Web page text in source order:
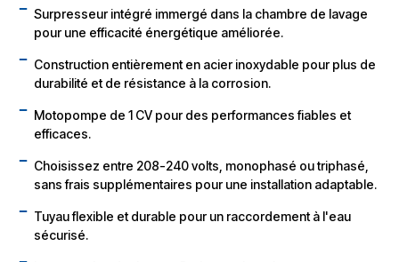
Surpresseur intégré immergé dans la chambre de lavage
pour une efficacité énergétique améliorée.
Construction entièrement en acier inoxydable pour plus de
durabilité et de résistance à la corrosion.
Motopompe de 1 CV pour des performances fiables et
efficaces.
Choisissez entre 208-240 volts, monophasé ou triphasé,
sans frais supplémentaires pour une installation adaptable.
Tuyau flexible et durable pour un raccordement à l'eau
sécurisé.